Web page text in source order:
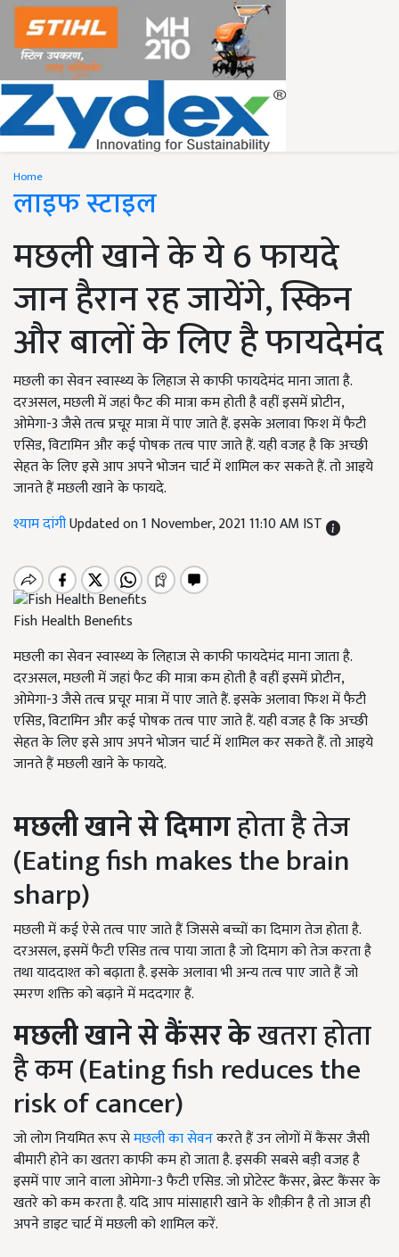
Home
लाइफ स्टाइल
मछली खाने के ये 6 फायदे
जान हैरान रह जायेंगे, स्किन
और बालों के लिए है फायदेमंद
मछली का सेवन स्वास्थ्य के लिहाज से काफी फायदेमंद माना जाता है.
दरअसल, मछली में जहां फैट की मात्रा कम होती है वहीं इसमें प्रोटीन,
ओमेगा-3 जैसे तत्व प्रचूर मात्रा में पाए जाते हैं. इसके अलावा फिश में फैटी
एसिड, विटामिन और कई पोषक तत्व पाए जाते हैं. यही वजह है कि अच्छी
सेहत के लिए इसे आप अपने भोजन चार्ट में शामिल कर सकते हैं. तो आइये
जानते हैं मछली खाने के फायदे.
श्याम दांगीUpdated on 1 November, 2021 11:10 AM IST
Fish Health Benefits
मछली का सेवन स्वास्थ्य के लिहाज से काफी फायदेमंद माना जाता है.
दरअसल, मछली में जहां फैट की मात्रा कम होती है वहीं इसमें प्रोटीन,
ओमेगा-3 जैसे तत्व प्रचूर मात्रा में पाए जाते हैं. इसके अलावा फिश में फैटी
एसिड, विटामिन और कई पोषक तत्व पाए जाते हैं. यही वजह है कि अच्छी
सेहत के लिए इसे आप अपने भोजन चार्ट में शामिल कर सकते हैं. तो आइये
जानते हैं मछली खाने के फायदे.
मछली खाने से दिमागहोता है तेज
(Eating fish makes the brain
sharp)
मछली में कई ऐसे तत्व पाए जाते हैं जिससे बच्चों का दिमाग तेज होता है.
दरअसल, इसमें फैटी एसिड तत्व पाया जाता है जो दिमाग को तेज करता है
तथा याददाश्त को बढ़ाता है. इसके अलावा भी अन्य तत्व पाए जाते हैं जो
स्मरण शक्ति को बढ़ाने में मददगार हैं.
मछली खाने सेकैंसरकेखतरा होता
है कम (Eating fish reduces the
risk of cancer)
जो लोग नियमित रूप सेमछली का सेवनकरते हैं उन लोगों में कैंसर जैसी
बीमारी होने का खतरा काफी कम हो जाता है. इसकी सबसे बड़ी वजह है
इसमें पाए जाने वाला ओमेगा-3 फैटी एसिड. जो प्रोटेस्ट कैंसर, ब्रेस्ट कैंसर के
खतरे को कम करता है. यदि आप मांसाहारी खाने के शौक़ीन है तो आज ही
अपने डाइट चार्ट में मछली को शामिल करें.